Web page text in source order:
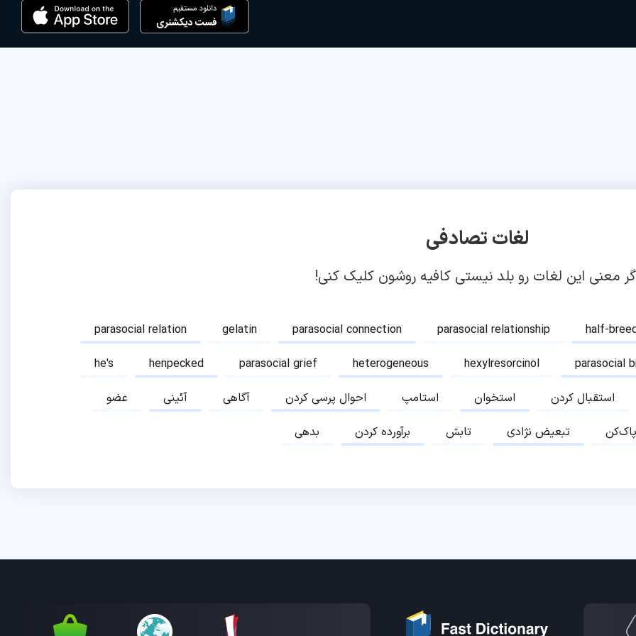
لغات تصادفی
معنی این لغات رو بلد نیستی کافیه روشون کلیک کنی!
parasocial relation gelatin parasocial connection parasocial relationship
half-
he's
henpecked parasocial grief heterogeneous hexylresorcinol
parasocial
عضو
آئینی آگاهی احوال پرسی کردن استامپ استخوان
استقبال کردن
بدهی
برآورده کردن تابش تبعیض نژادی